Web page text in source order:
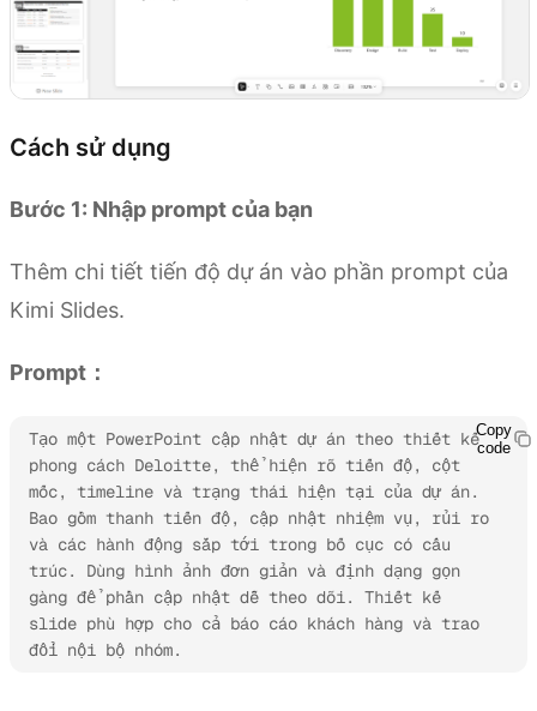
Cách sử dụng
Bước 1: Nhập prompt của bạn
Thêm chi tiết tiến độ dự án vào phần prompt của
Kimi Slides.
Prompt：
Tạo một PowerPoint cập nhật dự án theo thiết kế
phong cách Deloitte, thể hiện rõ tiến độ, cột
mốc, timeline và trạng thái hiện tại của dự án.
Bao gồm thanh tiến độ, cập nhật nhiệm vụ, rủi ro
và các hành động sắp tới trong bố cục có cấu
trúc. Dùng hình ảnh đơn giản và định dạng gọn
gàng để phần cập nhật dễ theo dõi. Thiết kế
slide phù hợp cho cả báo cáo khách hàng và trao
đổi nội bộ nhóm.
Copy
code